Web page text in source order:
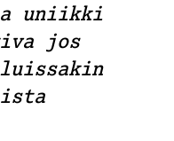
uniikki
jos